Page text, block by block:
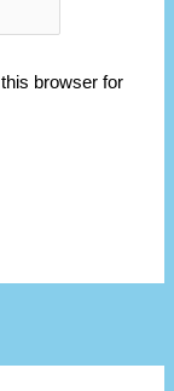
browser for